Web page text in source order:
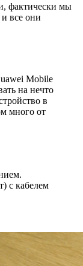
фактически мы
все они
Mobile
на нечто
в
много от
с кабелем